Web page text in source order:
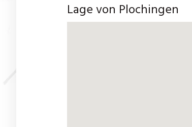
Lage von Plochingen